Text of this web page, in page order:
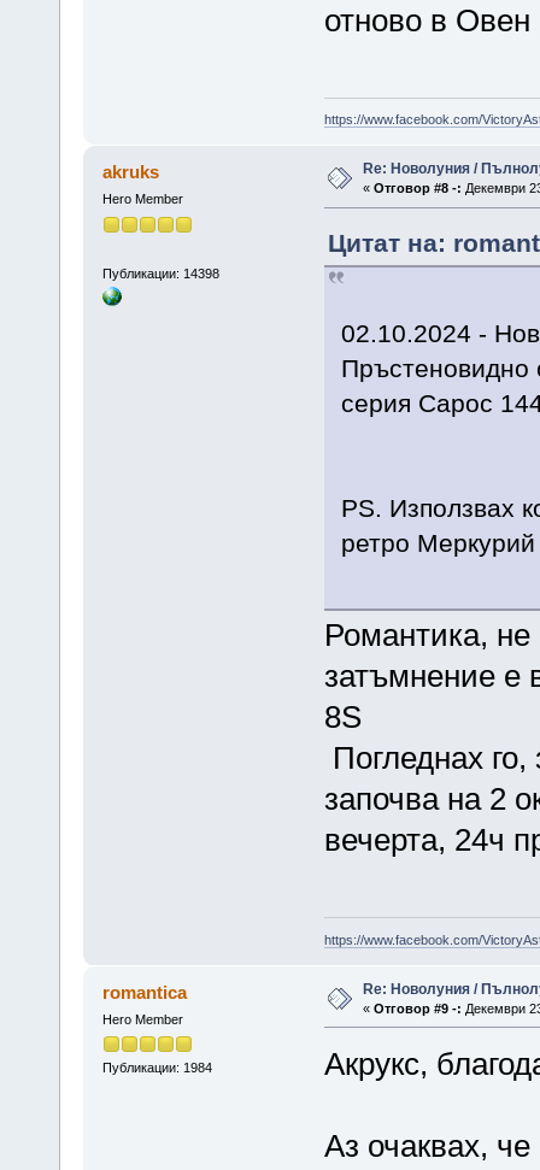
отново в Овен
https://www.facebook.com/
akruks
Hero Member
Публикации: 14398
Re: Новолуния /
« Отговор #8 -: Декември
Цитат на:
02.10.2024 -
Пръстеновидно
серия Сарос
PS. Използвах
ретро
Романтика,
затъмнение е
8S
Погледнах
започва на 2
вечерта, 24ч
https://www.facebook.com/
romantica
Hero Member
Публикации: 1984
Re: Новолуния /
« Отговор #9 -: Декември
Акрукс,
Аз очаквах,